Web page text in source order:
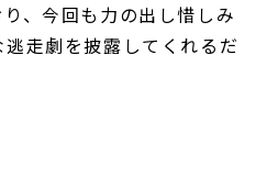
、今回も力の出し惜しみ
走劇を披露してくれるだ